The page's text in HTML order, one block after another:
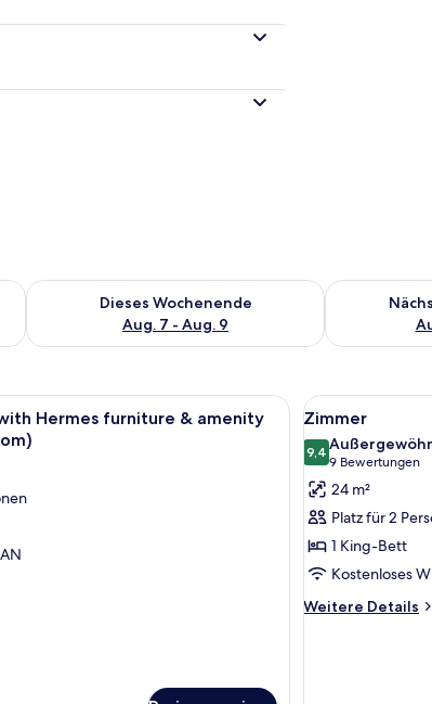
Aug. 7 - Aug. 8.
Dieses Wochenende
Aug. 7 - Aug. 9
Überprüfe die Verfügbarkeit für dieses Überprüfe
einem Sessel, einem Kleiderschrank und einem Spiegel.
Ein modernes Hotelzimmer mit einer Couch, einem Bett
Hermes furniture & amenity
Alle
Fotos
für
Zimmer
anzeigen
5
Zimmer
9,49,4 von 10
9 Bewertungen
(9
Bewertungen)
24 m²
Platz für 2
1 King-Bett
Kostenloses
Weitere Details
Weitere